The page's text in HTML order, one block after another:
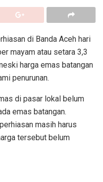
di Banda Aceh hari
mayam atau setara 3,3
harga emas batangan
penurunan.
di pasar lokal belum
emas batangan.
masih harus
tersebut belum